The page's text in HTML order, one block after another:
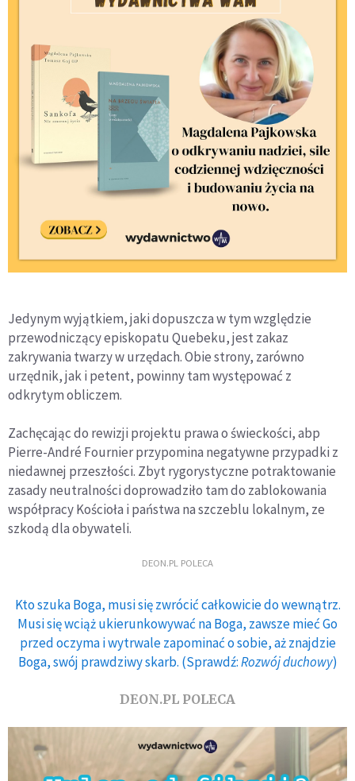
Jedynym wyjątkiem, jaki dopuszcza w tym względzie
przewodniczący episkopatu Quebeku, jest zakaz
zakrywania twarzy w urzędach. Obie strony, zarówno
urzędnik, jak i petent, powinny tam występować z
odkrytym obliczem.
Zachęcając do rewizji projektu prawa o świeckości, abp
Pierre-André Fournier przypomina negatywne przypadki z
niedawnej przeszłości. Zbyt rygorystyczne potraktowanie
zasady neutralności doprowadziło tam do zablokowania
współpracy Kościoła i państwa na szczeblu lokalnym, ze
szkodą dla obywateli.
DEON.PL POLECA
Kto szuka Boga, musi się zwrócić całkowicie do wewnątrz.
Musi się wciąż ukierunkowywać na Boga, zawsze mieć Go
przed oczyma i wytrwale zapominać o sobie, aż znajdzie
Boga, swój prawdziwy skarb. (Sprawdź:Rozwój duchowy)
DEON.PL POLECA